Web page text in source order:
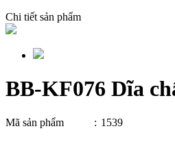
Chi tiết sản phẩm
BB-KF076 Dĩa
Mã sản phẩm : 1539